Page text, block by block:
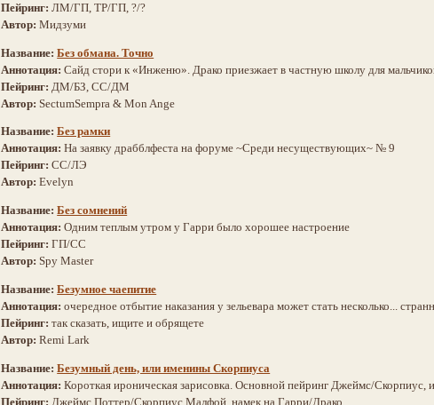
Пейринг:ЛМ/ГП, ТР/ГП, ?/?
Автор:Мидзуми
Название:Без обмана. Точно
Аннотация:Сайд стори к «Инженю». Драко приезжает в частную школу для
Пейринг: ДМ/БЗ, СС/ДМ
Автор:SectumSempra & Mon Ange
Название:Без рамки
Аннотация:На заявку драбблфеста на форуме ~Среди несуществующих~ № 9
Пейринг:СС/ЛЭ
Автор:Evelyn
Название:Без сомнений
Аннотация:Одним теплым утром у Гарри было хорошее настроение
Пейринг:ГП/СС
Автор:Spy Master
Название:Безумное чаепитие
Аннотация:очередное отбытие наказания у зельевара может стать несколько...
Пейринг:так сказать, ищите и обрящете
Автор:Remi Lark
Название:Безумный день, или именины Скорпиуса
Аннотация:Короткая ироническая зарисовка. Основной пейринг Джеймс/Скорпиус,
Пейринг: Джеймс Поттер/Скорпиус Малфой, намек на Гарри/Драко